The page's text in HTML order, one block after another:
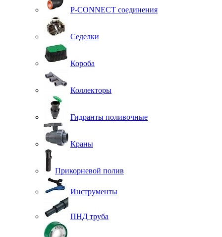
P-CONNECT соединения
Седелки
Короба
Коллекторы
Гидранты поливочные
Краны
Прикорневой полив
Инструменты
ПНД труба